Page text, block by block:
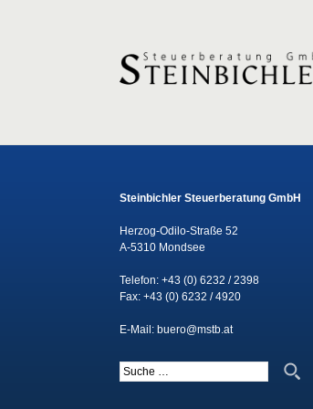
Steinbichler Steuerberatung GmbH
Herzog-Odilo-Straße 52
A-5310 Mondsee
Telefon: +43 (0) 6232 / 2398
Fax: +43 (0) 6232 / 4920
E-Mail: buero@mstb.at
Suche nach: